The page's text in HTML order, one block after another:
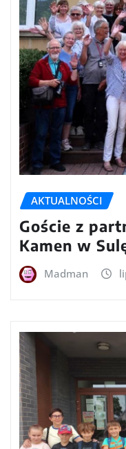
AKTUALNOŚCI
Goście z
Kamen w
Madman